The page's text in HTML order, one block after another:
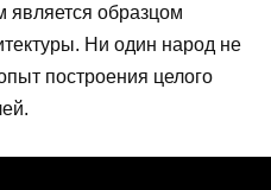
является образцом
Ни один народ не
построения целого